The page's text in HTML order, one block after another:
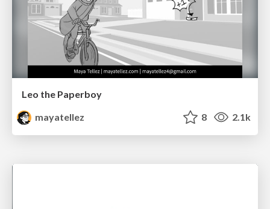
Leo the Paperboy
mayatellez
8 2.1k